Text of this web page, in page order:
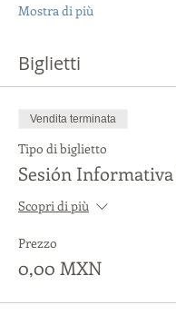
Mostra di più
Biglietti
Vendita terminata
Tipo di biglietto
Sesión
Scopri di più
Prezzo
0,00 MXN